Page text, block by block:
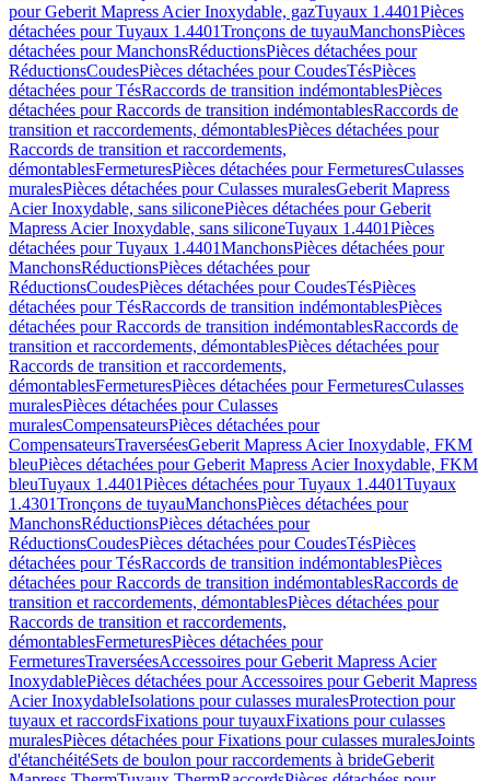
pour Geberit Mapress Acier Inoxydable, gazTuyaux 1.4401Pièces
détachées pour Tuyaux 1.4401Tronçons de tuyauManchonsPièces
détachées pour ManchonsRéductionsPièces détachées pour
RéductionsCoudesPièces détachées pour CoudesTésPièces
détachées pour TésRaccords de transition indémontablesPièces
détachées pour Raccords de transition indémontablesRaccords de
transition et raccordements, démontablesPièces détachées pour
Raccords de transition et raccordements,
démontablesFermeturesPièces détachées pour FermeturesCulasses
muralesPièces détachées pour Culasses muralesGeberit Mapress
Acier Inoxydable, sans siliconePièces détachées pour Geberit
Mapress Acier Inoxydable, sans siliconeTuyaux 1.4401Pièces
détachées pour Tuyaux 1.4401ManchonsPièces détachées pour
ManchonsRéductionsPièces détachées pour
RéductionsCoudesPièces détachées pour CoudesTésPièces
détachées pour TésRaccords de transition indémontablesPièces
détachées pour Raccords de transition indémontablesRaccords de
transition et raccordements, démontablesPièces détachées pour
Raccords de transition et raccordements,
démontablesFermeturesPièces détachées pour FermeturesCulasses
muralesPièces détachées pour Culasses
muralesCompensateursPièces détachées pour
CompensateursTraverséesGeberit Mapress Acier Inoxydable, FKM
bleuPièces détachées pour Geberit Mapress Acier Inoxydable, FKM
bleuTuyaux 1.4401Pièces détachées pour Tuyaux 1.4401Tuyaux
1.4301Tronçons de tuyauManchonsPièces détachées pour
ManchonsRéductionsPièces détachées pour
RéductionsCoudesPièces détachées pour CoudesTésPièces
détachées pour TésRaccords de transition indémontablesPièces
détachées pour Raccords de transition indémontablesRaccords de
transition et raccordements, démontablesPièces détachées pour
Raccords de transition et raccordements,
démontablesFermeturesPièces détachées pour
FermeturesTraverséesAccessoires pour Geberit Mapress Acier
InoxydablePièces détachées pour Accessoires pour Geberit Mapress
Acier InoxydableIsolations pour culasses muralesProtection pour
tuyaux et raccordsFixations pour tuyauxFixations pour culasses
muralesPièces détachées pour Fixations pour culasses muralesJoints
d'étanchéitéSets de boulon pour raccordements à brideGeberit